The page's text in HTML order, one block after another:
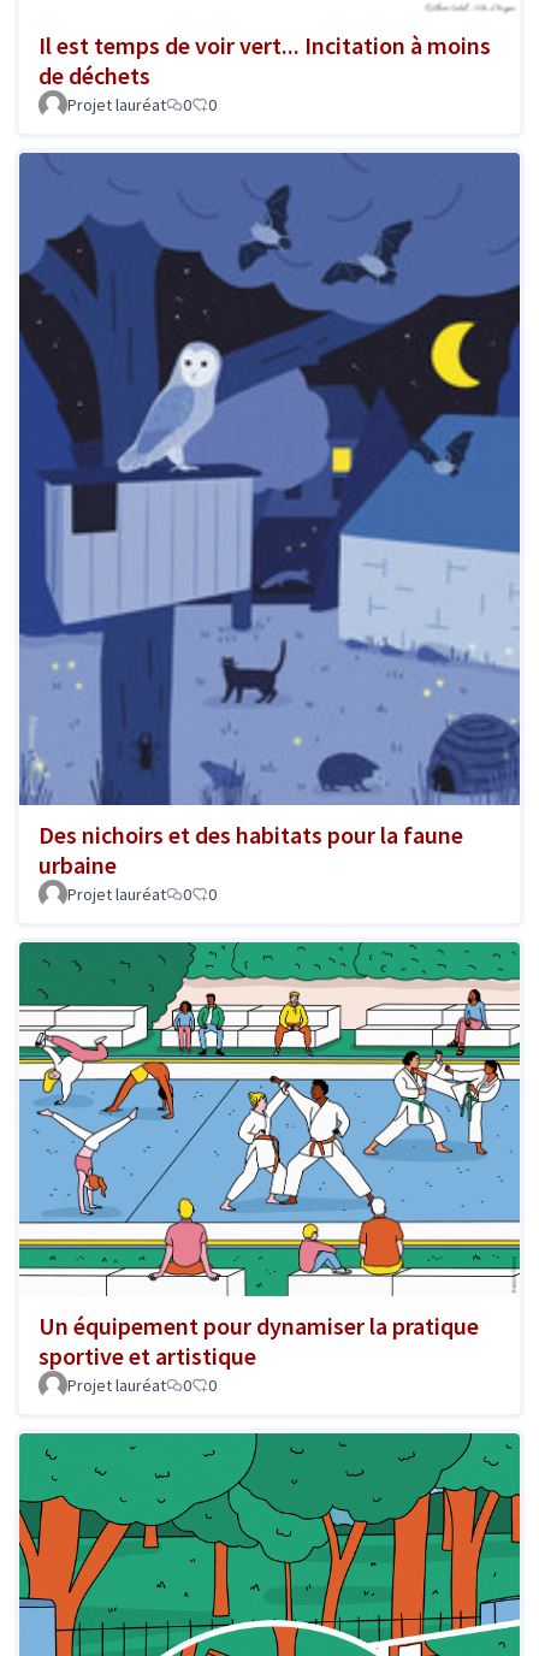
Il est temps de voir vert... Incitation à moins
de déchets
Projet lauréat 0 0
Des nichoirs et des habitats pour la faune
urbaine
Projet lauréat 0 0
Un équipement pour dynamiser la pratique
sportive et artistique
Projet lauréat 0 0